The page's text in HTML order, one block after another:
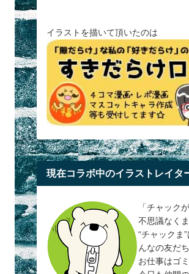
イラストを描いて頂いたのは
現在コラボ中のイラストレイタ
「チャック
不思議なくま
“チャックま
んなの友だ
お仕事はゴミ